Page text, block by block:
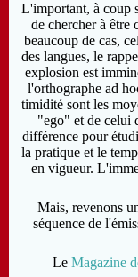
L'important, à coup
de chercher à être
beaucoup de cas,
des langues, le
explosion est
l'orthographe ad
timidité sont les
"ego" et de celui
différence pour
la pratique et le
en vigueur.
Mais, revenons
séquence de
Le Magazine